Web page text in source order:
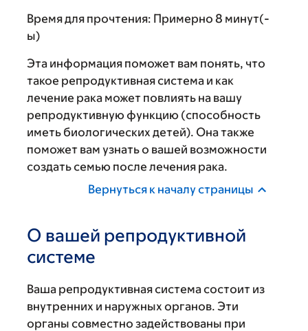
Время для прочтения: Примерно 8 минут(-
ы)
Эта информация поможет вам понять, что
такое репродуктивная система и как
лечение рака может повлиять на вашу
репродуктивную функцию (способность
иметь биологических детей). Она также
поможет вам узнать о вашей возможности
создать семью после лечения рака.
Вернуться к началу страницы
О вашей репродуктивной
системе
Ваша репродуктивная система состоит из
внутренних и наружных органов. Эти
органы совместно задействованы при